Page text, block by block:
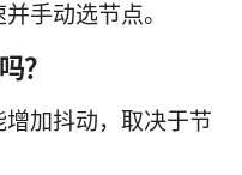
手动选节点。
？
加抖动，取决于节